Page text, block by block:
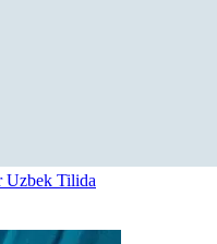
Uzbek Tilida